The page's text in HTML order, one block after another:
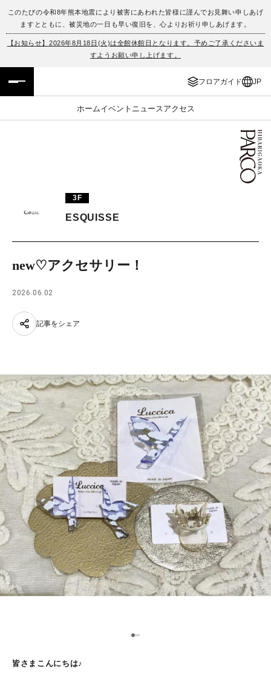
このたびの令和8年熊本地震により被害にあわれた皆様に謹んでお見舞い申しあげ
ますとともに、被災地の一日も早い復旧を、心よりお祈り申しあげます。
【お知らせ】2026年8月18日(火)は全館休館日となります。予めご了承くださいま
すようお願い申し上げます。
フロアガイド JP
ホームイベント ニュース アクセス
フロアガイド
イベント・ポップアップ
ニュース
PARCOメンバーズ
ENGLISH
簡体字
한국어
3F
ESQUISSE
new♡アクセサリー！
2026.06.02
記事をシェア
12
皆さまこんにちは♪